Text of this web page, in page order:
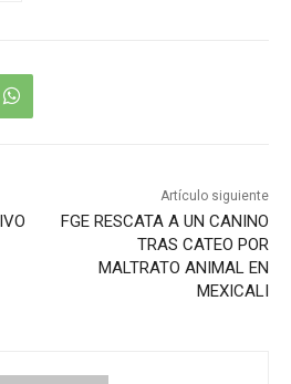
Artículo siguiente
FGE RESCATA A UN CANINO
TRAS CATEO POR
MALTRATO ANIMAL EN
MEXICALI